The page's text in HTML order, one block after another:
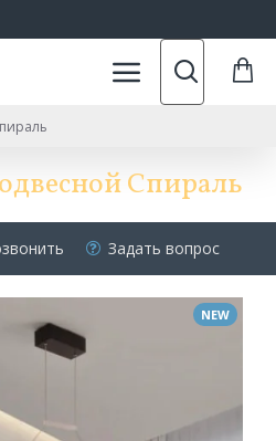
Спираль
Задать вопрос
NEW